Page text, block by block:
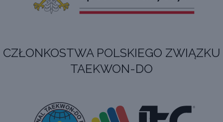
CZŁONKOSTWA POLSKIEGO ZWIĄZKU
TAEKWON-DO